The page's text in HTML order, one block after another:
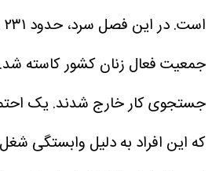
جمعیت فعال زنان کشور کاسته
جستجوی کار خارج شدند. یک
که این افراد به دلیل وابستگی